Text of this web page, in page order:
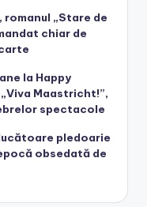
„Stare de
chiar de
la Happy
Maastricht!”,
spectacole
pledoarie
obsedată de